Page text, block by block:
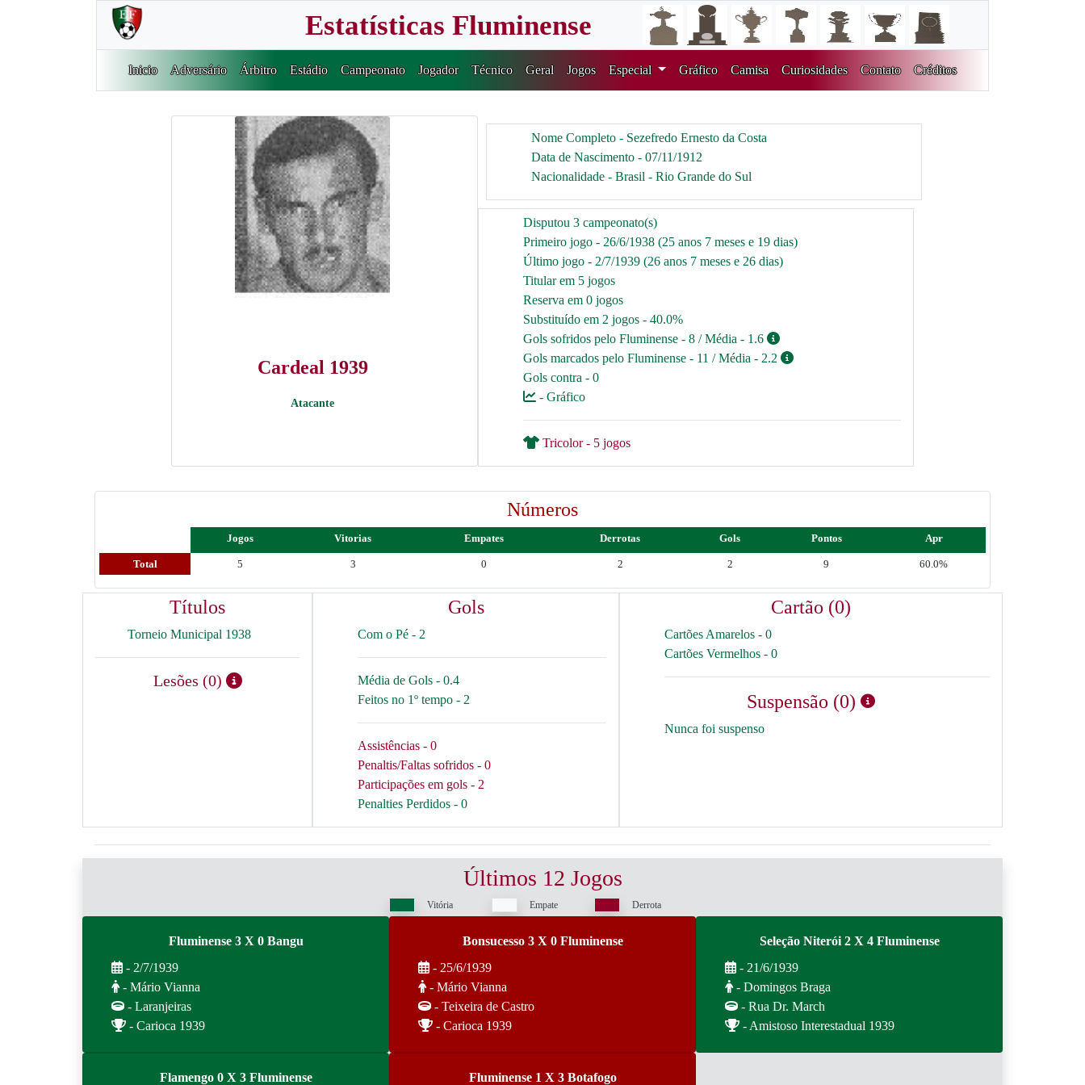
Estatísticas Fluminense
Inicio Adversário Árbitro Estádio Campeonato Jogador Técnico Geral Jogos Especial Gráfico Camisa Curiosidades Contato Créditos
Cardeal 1939
Atacante
Nome Completo - Sezefredo Ernesto da Costa
Data de Nascimento - 07/11/1912
Nacionalidade - Brasil - Rio Grande do Sul
Disputou 3 campeonato(s)
Primeiro jogo - 26/6/1938 (25 anos 7 meses e 19 dias)
Último jogo - 2/7/1939 (26 anos 7 meses e 26 dias)
Titular em 5 jogos
Reserva em 0 jogos
Substituído em 2 jogos - 40.0%
Gols sofridos pelo Fluminense - 8 / Média - 1.6
Gols marcados pelo Fluminense - 11 / Média - 2.2
Gols contra - 0
- Gráfico
Tricolor - 5 jogos
Números
Jogos Vitorias Empates Derrotas Gols Pontos Apr
Total 5 3 0 2 2 9 60.0%
Títulos
Torneio Municipal 1938
Lesões (0)
Gols
Com o Pé - 2
Média de Gols - 0.4
Feitos no 1º tempo - 2
Assistências - 0
Penaltis/Faltas sofridos - 0
Participações em gols - 2
Penalties Perdidos - 0
Cartão (0)
Cartões Amarelos - 0
Cartões Vermelhos - 0
Suspensão (0)
Nunca foi suspenso
Últimos 12 Jogos
Vitória Empate Derrota
Fluminense 3 X 0 Bangu
- 2/7/1939
- Mário Vianna
- Laranjeiras
- Carioca 1939
Bonsucesso 3 X 0 Fluminense
- 25/6/1939
- Mário Vianna
- Teixeira de Castro
- Carioca 1939
Seleção Niterói 2 X 4 Fluminense
- 21/6/1939
- Domingos Braga
- Rua Dr. March
- Amistoso Interestadual 1939
Flamengo 0 X 3 Fluminense Fluminense 1 X 3 Botafogo